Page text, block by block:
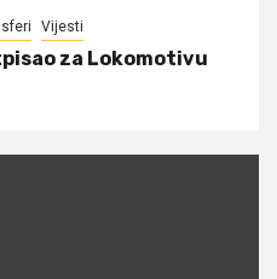
Vijesti
za Lokomotivu